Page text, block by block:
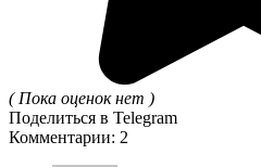
( Пока оценок нет )
Поделиться в Telegram
Комментарии: 2